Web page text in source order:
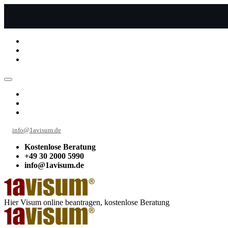
info@1avisum.de
Kostenlose Beratung
+49 30 2000 5990
info@1avisum.de
Hier Visum online beantragen, kostenlose Beratung